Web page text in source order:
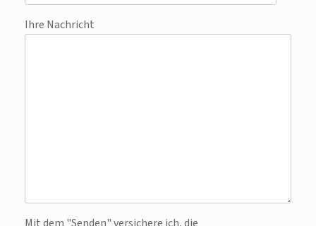
Ihre Nachricht
Bitte lasse dieses Feld leer.
Mit dem "Senden" versichere ich, die